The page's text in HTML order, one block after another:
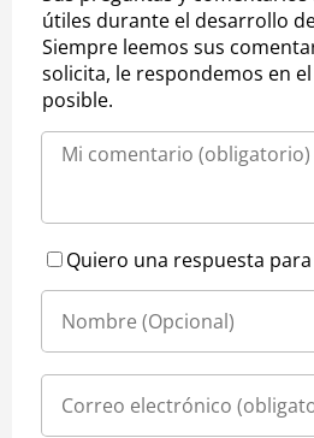
útiles durante el desarrollo
Siempre leemos sus
solicita, le respondemos en
posible.
Quiero una respuesta